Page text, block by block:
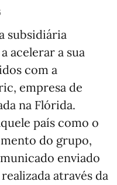
subsidiária
acelerar a sua
com a
empresa de
na Flórida.
país como o
do grupo,
enviado
através da